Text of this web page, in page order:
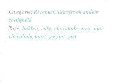
Categorie: Recepten ,Taartjes en andere
zoetigheid
Tags:bakken ,cake ,chocolade ,oreo ,pure
chocolade ,taart zeezout zoet